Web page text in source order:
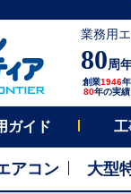
業務用
80周
創業1946年
80年の実績
ガイド 工
アコン 大型